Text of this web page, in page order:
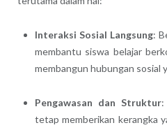
Interaksi Sosial Langsung:
membantu siswa belajar
membangun hubungan sosial
Pengawasan dan Struktur:
tetap memberikan kerangka